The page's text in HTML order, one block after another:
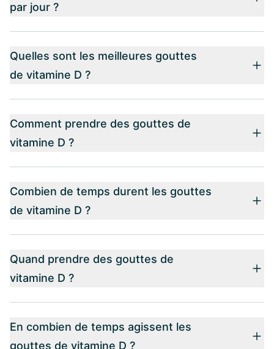
par jour ?
Quelles sont les meilleures gouttes
de vitamine D ?
Comment prendre des gouttes de
vitamine D ?
Combien de temps durent les gouttes
de vitamine D ?
Quand prendre des gouttes de
vitamine D ?
En combien de temps agissent les
gouttes de vitamine D ?